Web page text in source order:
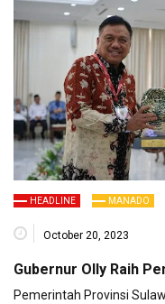
HEADLINE MANADO
October 20, 2023
Gubernur Olly Raih
Pemerintah Provinsi